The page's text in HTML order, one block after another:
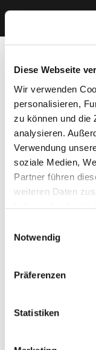
Diese Webseite
Wir verwenden
personalisieren,
zu können und die
analysieren.
Verwendung
soziale Medien,
Partner führen
weiteren Daten
Cookies, wenn
Notwendig
Präferenzen
Statistiken